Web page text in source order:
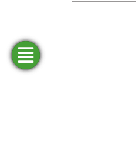
ابحث
عن
طلب
تمويل
المحاكاة
فتح
حساب